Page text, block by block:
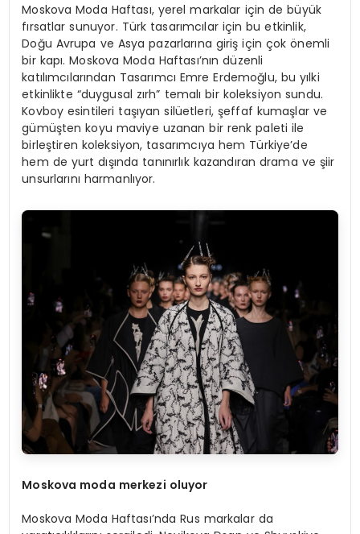
Moskova Moda Haftası, yerel markalar için de büyük
fırsatlar sunuyor. Türk tasarımcılar için bu etkinlik,
Doğu Avrupa ve Asya pazarlarına giriş için çok önemli
bir kapı. Moskova Moda Haftası’nın düzenli
katılımcılarından Tasarımcı Emre Erdemoğlu, bu yılki
etkinlikte “duygusal zırh” temalı bir koleksiyon sundu.
Kovboy esintileri taşıyan silüetleri, şeffaf kumaşlar ve
gümüşten koyu maviye uzanan bir renk paleti ile
birleştiren koleksiyon, tasarımcıya hem Türkiye’de
hem de yurt dışında tanınırlık kazandıran drama ve şiir
unsurlarını harmanlıyor.
Moskova moda merkezi oluyor
Moskova Moda Haftası’nda Rus markalar da